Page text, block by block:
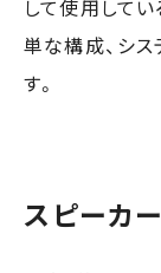
して使用して
単な構成、シ
す。
スピーカー